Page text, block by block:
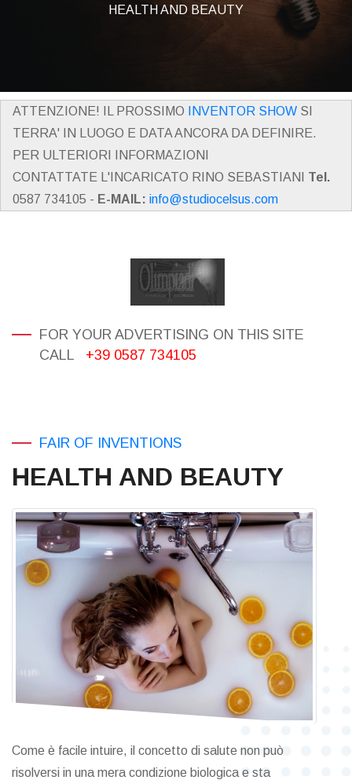
HEALTH AND BEAUTY
ATTENZIONE! IL PROSSIMO INVENTOR SHOW SI
TERRA' IN LUOGO E DATA ANCORA DA DEFINIRE.
PER ULTERIORI INFORMAZIONI
CONTATTATE L'INCARICATO RINO SEBASTIANI Tel.
0587 734105 - E-MAIL: info@studiocelsus.com
FOR YOUR ADVERTISING ON THIS SITE
CALL
+39 0587 734105
FAIR OF INVENTIONS
HEALTH AND BEAUTY
Come è facile intuire, il concetto di salute non può
risolversi in una mera condizione biologica e sta